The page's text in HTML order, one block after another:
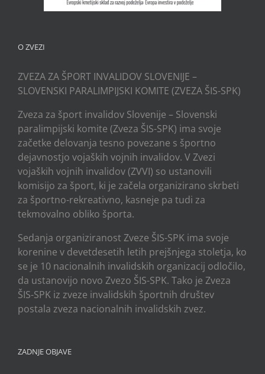
O ZVEZI
ZVEZA ZA ŠPORT INVALIDOV SLOVENIJE –
SLOVENSKI PARALIMPIJSKI KOMITE (ZVEZA ŠIS-SPK)
Zveza za šport invalidov Slovenije – Slovenski
paralimpijski komite (Zveza ŠIS-SPK) ima svoje
začetke delovanja tesno povezane s športno
dejavnostjo vojaških vojnih invalidov. V Zvezi
vojaških vojnih invalidov (ZVVI) so ustanovili
komisijo za šport, ki je začela organizirano skrbeti
za športno-rekreativno, kasneje pa tudi za
tekmovalno obliko športa.
Sedanja organiziranost Zveze ŠIS-SPK ima svoje
korenine v devetdesetih letih prejšnjega stoletja, ko
se je 10 nacionalnih invalidskih organizacij odločilo,
da ustanovijo novo Zvezo ŠIS-SPK. Tako je Zveza
ŠIS-SPK iz zveze invalidskih športnih društev
postala zveza nacionalnih invalidskih zvez.
ZADNJE OBJAVE